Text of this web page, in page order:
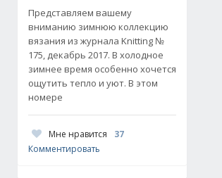
от Purl Soho, вязаная спицами
Представляем вашему
вниманию зимнюю коллекцию
вязания из журнала Knitting №
175, декабрь 2017. В холодное
зимнее время особенно хочется
ощутить тепло и уют. В этом
номере
Мне нравится
37
Комментировать